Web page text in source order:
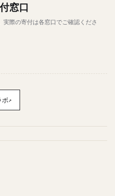
窓口
際の寄付は各窓口でご確認くださ
ボ↗